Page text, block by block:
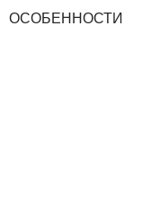
ОСОБЕННОСТИ